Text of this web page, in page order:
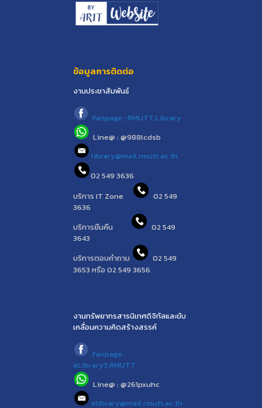
ข้อมูลการติดต่อ
งานประชาสัมพันธ์
Fanpage : RMUTT.Library
Line@ : @988lcdsb
library@mail.rmutt.ac.th
02 549 3636
บริการ IT Zone
02 549
3636
บริการยืมคืน
02 549
3643
บริการตอบคำถาม
02 549
3653 หรือ 02 549 3656
งานทรัพยากรสารนิเทศดิจิทัลและขับ
เคลื่อนความคิดสร้างสรรค์
Fanpage :
eLibrary3.RMUTT
Line@ : @261pxuhc
elibrary@mail.rmutt.ac.th